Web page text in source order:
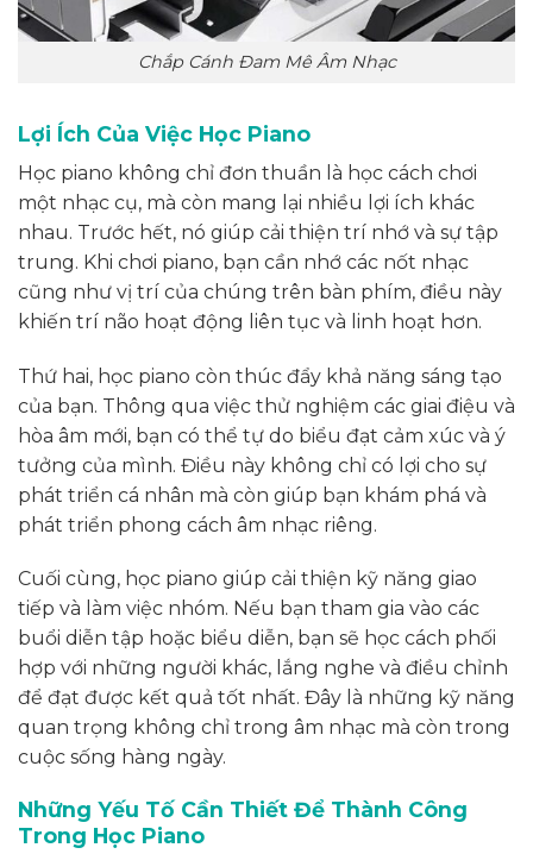
Chắp Cánh Đam Mê Âm Nhạc
Lợi Ích Của Việc Học Piano
Học piano không chỉ đơn thuần là học cách chơi
một nhạc cụ, mà còn mang lại nhiều lợi ích khác
nhau. Trước hết, nó giúp cải thiện trí nhớ và sự tập
trung. Khi chơi piano, bạn cần nhớ các nốt nhạc
cũng như vị trí của chúng trên bàn phím, điều này
khiến trí não hoạt động liên tục và linh hoạt hơn.
Thứ hai, học piano còn thúc đẩy khả năng sáng tạo
của bạn. Thông qua việc thử nghiệm các giai điệu và
hòa âm mới, bạn có thể tự do biểu đạt cảm xúc và ý
tưởng của mình. Điều này không chỉ có lợi cho sự
phát triển cá nhân mà còn giúp bạn khám phá và
phát triển phong cách âm nhạc riêng.
Cuối cùng, học piano giúp cải thiện kỹ năng giao
tiếp và làm việc nhóm. Nếu bạn tham gia vào các
buổi diễn tập hoặc biểu diễn, bạn sẽ học cách phối
hợp với những người khác, lắng nghe và điều chỉnh
để đạt được kết quả tốt nhất. Đây là những kỹ năng
quan trọng không chỉ trong âm nhạc mà còn trong
cuộc sống hàng ngày.
Những Yếu Tố Cần Thiết Để Thành Công
Trong Học Piano